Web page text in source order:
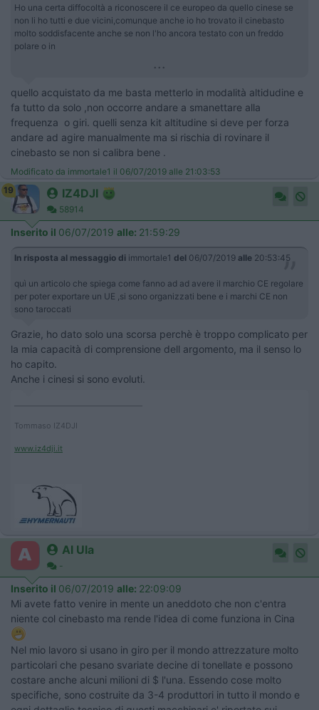
Ho una certa diffocoltà a riconoscere il ce europeo da quello cinese se
non li ho tutti e due vicini,comunque anche io ho trovato il cinebasto
molto soddisfacente anche se non l'ho ancora testato con un freddo
polare o in
...
quello acquistato da me basta metterlo in modalità altidudine e
fa tutto da solo ,non occorre andare a smanettare alla
frequenza o giri. quelli senza kit altitudine si deve per forza
andare ad agire manualmente ma si rischia di rovinare il
cinebasto se non si calibra bene .
Modificato da immortale1 il 06/07/2019 alle 21:03:53
19
IZ4DJI
58914
Inserito il 06/07/2019 alle: 21:59:29
In risposta al messaggio di immortale1 del 06/07/2019 alle 20:53:45
quì un articolo che spiega come fanno ad ad avere il marchio CE regolare
per poter exportare un UE ,si sono organizzati bene e i marchi CE non
sono taroccati
Grazie, ho dato solo una scorsa perchè è troppo complicato per
la mia capacità di comprensione dell argomento, ma il senso lo
ho capito.
Anche i cinesi si sono evoluti.
Tommaso IZ4DJI
www.iz4dji.it
Al Ula
-
Inserito il 06/07/2019 alle: 22:09:09
Mi avete fatto venire in mente un aneddoto che non c'entra
niente col cinebasto ma rende l'idea di come funziona in Cina
Nel mio lavoro si usano in giro per il mondo attrezzature molto
particolari che pesano svariate decine di tonellate e possono
costare anche alcuni milioni di $ l'una. Essendo cose molto
specifiche, sono costruite da 3-4 produttori in tutto il mondo e